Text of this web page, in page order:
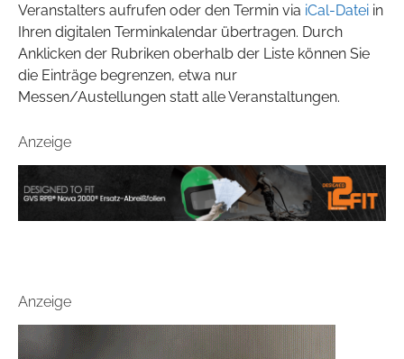
Veranstalters aufrufen oder den Termin via iCal-Datei in
Ihren digitalen Terminkalendar übertragen. Durch
Anklicken der Rubriken oberhalb der Liste können Sie
die Einträge begrenzen, etwa nur
Messen/Austellungen statt alle Veranstaltungen.
Anzeige
Anzeige